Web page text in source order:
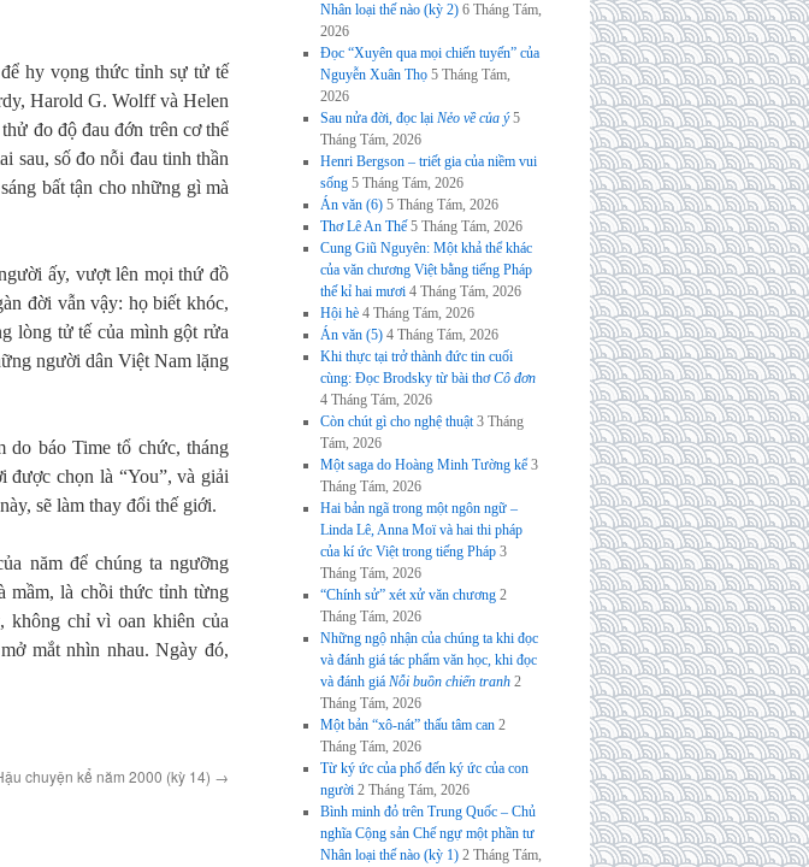
hy vọng thức tỉnh sự tử tế
Harold G. Wolff và Helen
đo độ đau đớn trên cơ thể
sau, số đo nỗi đau tinh thần
bất tận cho những gì mà
ấy, vượt lên mọi thứ đồ
đời vẫn vậy: họ biết khóc,
lòng tử tế của mình gột rửa
người dân Việt Nam lặng
do báo Time tổ chức, tháng
được chọn là “You”, và giải
sẽ làm thay đổi thế giới.
năm để chúng ta ngưỡng
mầm, là chồi thức tỉnh từng
không chỉ vì oan khiên của
mắt nhìn nhau. Ngày đó,
chuyện kể năm 2000 (kỳ 14) →
Nhân loại thế nào (kỳ 2) 6 Tháng Tám,
2026
Đọc “Xuyên qua mọi chiến tuyến” của
Nguyễn Xuân Thọ 5 Tháng Tám,
2026
Sau nửa đời, đọc lại Nẻo về của ý 5
Tháng Tám, 2026
Henri Bergson – triết gia của niềm vui
sống 5 Tháng Tám, 2026
Án văn (6) 5 Tháng Tám, 2026
Thơ Lê An Thế 5 Tháng Tám, 2026
Cung Giũ Nguyên: Một khả thể khác
của văn chương Việt bằng tiếng Pháp
thế kỉ hai mươi 4 Tháng Tám, 2026
Hội hè 4 Tháng Tám, 2026
Án văn (5) 4 Tháng Tám, 2026
Khi thực tại trở thành đức tin cuối
cùng: Đọc Brodsky từ bài thơCô đơn
4 Tháng Tám, 2026
Còn chút gì cho nghệ thuật 3 Tháng
Tám, 2026
Một saga do Hoàng Minh Tường kể 3
Tháng Tám, 2026
Hai bản ngã trong một ngôn ngữ –
Linda Lê, Anna Moï và hai thi pháp
của kí ức Việt trong tiếng Pháp 3
Tháng Tám, 2026
“Chính sử” xét xử văn chương 2
Tháng Tám, 2026
Những ngộ nhận của chúng ta khi đọc
và đánh giá tác phẩm văn học, khi đọc
và đánh giá Nỗi buồn chiến tranh 2
Tháng Tám, 2026
Một bản “xô-nát” thấu tâm can 2
Tháng Tám, 2026
Từ ký ức của phố đến ký ức của con
người 2 Tháng Tám, 2026
Bình minh đỏ trên Trung Quốc – Chủ
nghĩa Cộng sản Chế ngự một phần tư
Nhân loại thế nào (kỳ 1) 2 Tháng Tám,